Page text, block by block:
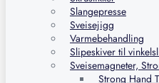
Slangepresse
Sveisejigg
Varmebehandling
Slipeskiver til
Sveisemagneter,
Strong Hand